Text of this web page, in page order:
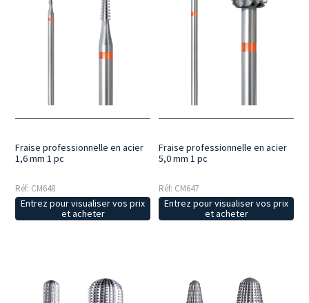
Fraise professionnelle en acier
1,6 mm 1 pc
Réf: CM648
Entrez pour visualiser vos prix
et acheter
Fraise professionnelle en acier
5,0 mm 1 pc
Réf: CM647
Entrez pour visualiser vos prix
et acheter